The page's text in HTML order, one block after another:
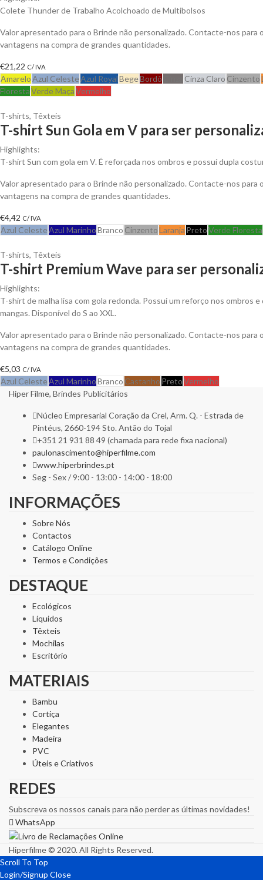
Colete Thunder de Trabalho Acolchoado de Multibolsos
Valor apresentado para o Brinde não personalizado. Contacte-nos para
vantagens na compra de grandes quantidades.
€21,22 C/ IVA
AmareloAzul CelesteAzul RoyalBegeBordô Cinza Claro Cinzento
FlorestaVerde MaçaVermelho
T-shirts, Têxteis
T-shirt Sun Gola em V para ser
Highlights:
T-shirt Sun com gola em V. É reforçada nos ombros e possuí dupla
Valor apresentado para o Brinde não personalizado. Contacte-nos para
vantagens na compra de grandes quantidades.
€4,42 C/ IVA
Azul CelesteAzul MarinhoBranco CinzentoLaranja PretoVerde Floresta
T-shirts, Têxteis
T-shirt Premium Wave para ser
Highlights:
T-shirt de malha lisa com gola redonda. Possuí um reforço nos ombros
mangas. Disponível do S ao XXL.
Valor apresentado para o Brinde não personalizado. Contacte-nos para
vantagens na compra de grandes quantidades.
€5,03 C/ IVA
Azul CelesteAzul MarinhoBranco Castanho PretoVermelho
Hiper Filme, Brindes Publicitários
Núcleo Empresarial Coração da Crel, Arm. Q. - Estrada de
Pintéus, 2660-194 Sto. Antão do Tojal
+351 21 931 88 49 (chamada para rede fixa nacional)
paulonascimento@hiperfilme.com
www.hiperbrindes.pt
Seg - Sex / 9:00 - 13:00 - 14:00 - 18:00
INFORMAÇÕES
Sobre Nós
Contactos
Catálogo Online
Termos e Condições
DESTAQUE
Ecológicos
Líquidos
Têxteis
Mochilas
Escritório
MATERIAIS
Bambu
Cortiça
Elegantes
Madeira
PVC
Úteis e Criativos
REDES
Subscreva os nossos canais para não perder as últimas novidades!
WhatsApp
Hiperfilme © 2020. All Rights Reserved.
Scroll To Top
Login/Signup Close